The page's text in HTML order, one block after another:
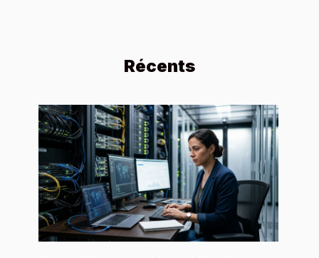
Récents